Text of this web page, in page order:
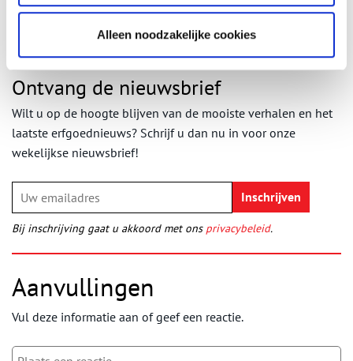
Alleen noodzakelijke cookies
Ontvang de nieuwsbrief
Wilt u op de hoogte blijven van de mooiste verhalen en het
laatste erfgoednieuws? Schrijf u dan nu in voor onze
wekelijkse nieuwsbrief!
Bij inschrijving gaat u akkoord met ons privacybeleid.
Aanvullingen
Vul deze informatie aan of geef een reactie.